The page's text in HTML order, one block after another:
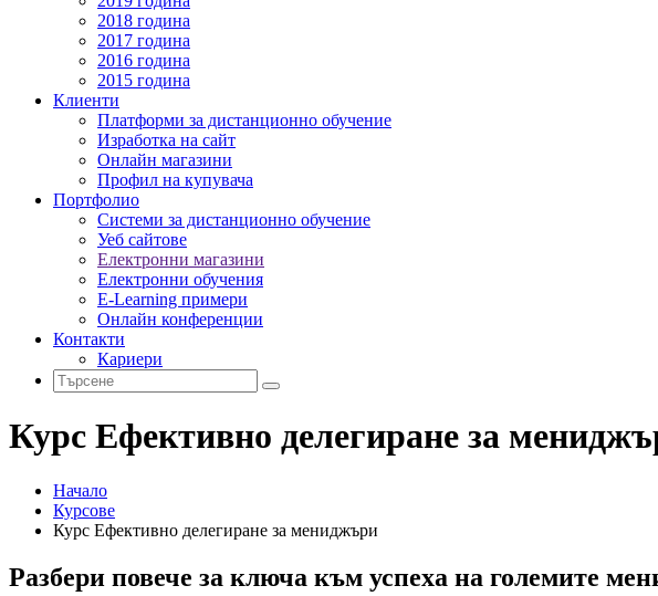
2018 година
2017 година
2016 година
2015 година
Клиенти
Платформи за дистанционно обучение
Изработка на сайт
Онлайн магазини
Профил на купувача
Портфолио
Системи за дистанционно обучение
Уеб сайтове
Електронни магазини
Електронни обучения
E-Learning примери
Онлайн конференции
Контакти
Кариери
Курс Ефективно делегиране за
Начало
Курсове
Курс Ефективно делегиране за мениджъри
Разбери повече за ключа към успеха на големите